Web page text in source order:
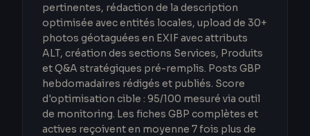
pertinentes, rédaction de la description
optimisée avec entités locales, upload de 30+
photos géotaguées en EXIF avec attributs
ALT, création des sections Services, Produits
et Q&A stratégiques pré-remplis. Posts GBP
hebdomadaires rédigés et publiés. Score
d'optimisation cible : 95/100 mesuré via outil
de monitoring. Les fiches GBP complètes et
actives reçoivent en moyenne 7 fois plus de